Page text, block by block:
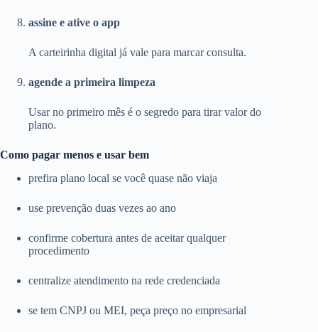
assine e ative o app
A carteirinha digital já vale para marcar consulta.
agende a primeira limpeza
Usar no primeiro mês é o segredo para tirar valor do
plano.
Como pagar menos e usar bem
prefira plano local se você quase não viaja
use prevenção duas vezes ao ano
confirme cobertura antes de aceitar qualquer
procedimento
centralize atendimento na rede credenciada
se tem CNPJ ou MEI, peça preço no empresarial